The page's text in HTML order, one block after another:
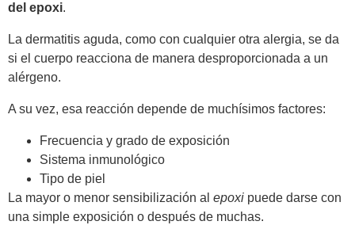
del epoxi.
La dermatitis aguda, como con cualquier otra alergia, se da
si el cuerpo reacciona de manera desproporcionada a un
alérgeno.
A su vez, esa reacción depende de muchísimos factores:
Frecuencia y grado de exposición
Sistema inmunológico
Tipo de piel
La mayor o menor sensibilización al epoxi puede darse con
una simple exposición o después de muchas.